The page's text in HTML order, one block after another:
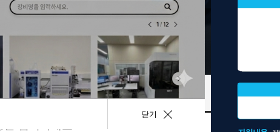
사업공고
닫기